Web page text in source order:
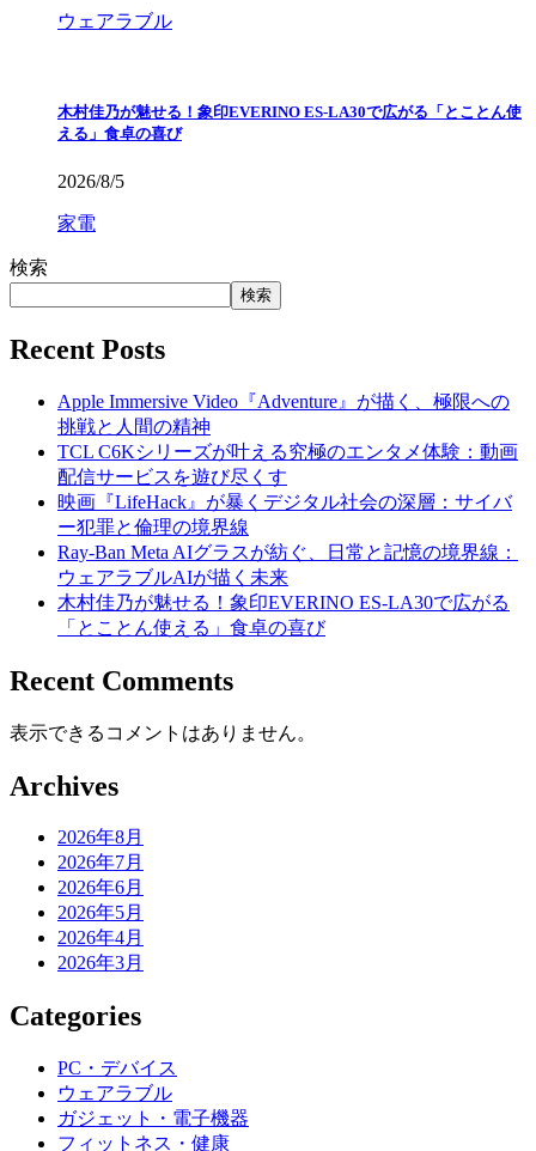
ウェアラブル
木村佳乃が魅せる！象印EVERINO ES-LA30で広がる「とことん使
える」食卓の喜び
2026/8/5
家電
検索
検索
Recent Posts
Apple Immersive Video『Adventure』が描く、極限への
挑戦と人間の精神
TCL C6Kシリーズが叶える究極のエンタメ体験：動画
配信サービスを遊び尽くす
映画『LifeHack』が暴くデジタル社会の深層：サイバ
ー犯罪と倫理の境界線
Ray-Ban Meta AIグラスが紡ぐ、日常と記憶の境界線：
ウェアラブルAIが描く未来
木村佳乃が魅せる！象印EVERINO ES-LA30で広がる
「とことん使える」食卓の喜び
Recent Comments
表示できるコメントはありません。
Archives
2026年8月
2026年7月
2026年6月
2026年5月
2026年4月
2026年3月
Categories
PC・デバイス
ウェアラブル
ガジェット・電子機器
フィットネス・健康